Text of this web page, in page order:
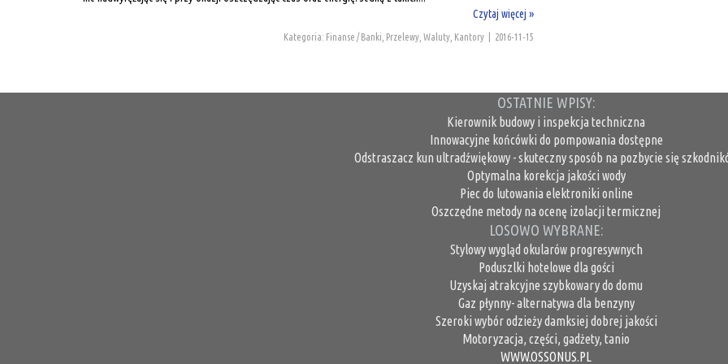
Czytaj więcej »
Kategoria: Finanse / Banki, Przelewy, Waluty, Kantory 2016-11-15
OSTATNIE WPISY:
Kierownik budowy i inspekcja techniczna
Innowacyjne końcówki do pompowania dostępne
Odstraszacz kun ultradźwiękowy - skuteczny sposób na pozbycie się
Optymalna korekcja jakości wody
Piec do lutowania elektroniki online
Oszczędne metody na ocenę izolacji termicznej
LOSOWO WYBRANE:
Stylowy wygląd okularów progresywnych
Poduszlki hotelowe dla gości
Uzyskaj atrakcyjne szybkowary do domu
Gaz płynny- alternatywa dla benzyny
Szeroki wybór odzieży damksiej dobrej jakości
Motoryzacja, części, gadżety, tanio
WWW.OSSONUS.PL